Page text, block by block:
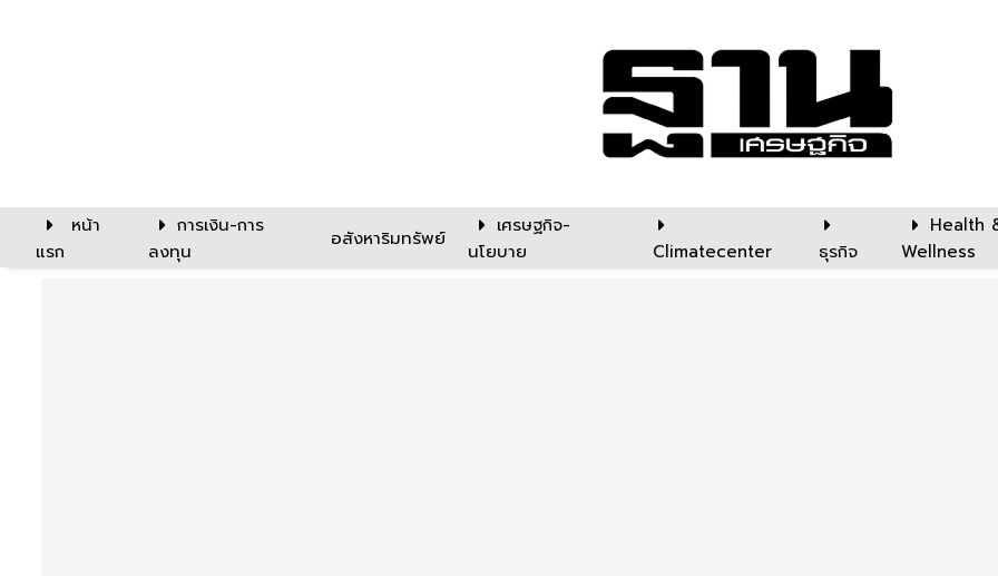
หน้า
แรก
การเงิน-การ
ลงทุน
อสังหาริมทรัพย์
เศรษฐกิจ-
นโยบาย
Climatecenter ธุรกิจ
Health
Wellness